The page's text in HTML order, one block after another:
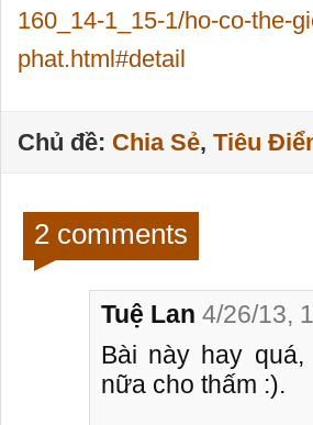
160_14-1_15-1/ho-co-the-
phat.html#detail
Chủ đề: Chia Sẻ, Tiêu
2 comments
Tuệ Lan 4/26/13,
Bài này hay
nữa cho thấm :).